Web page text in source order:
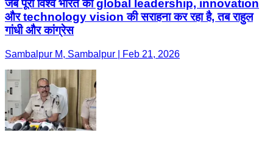
जब पूरा विश्व भारत की global leadership, innovation
और technology vision की सराहना कर रहा है, तब राहुल
गांधी और कांग्रेस
Sambalpur M, Sambalpur | Feb 21, 2026